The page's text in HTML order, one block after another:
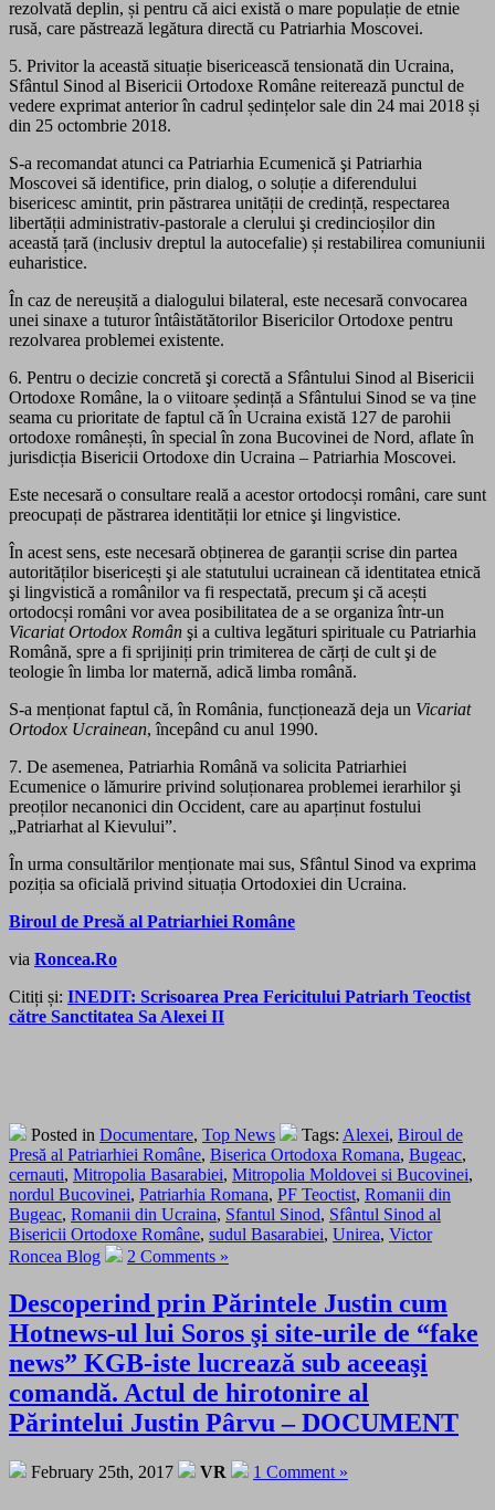
rezolvată deplin, și pentru că aici există o mare populație de etnie
rusă, care păstrează legătura directă cu Patriarhia Moscovei.
5. Privitor la această situație bisericească tensionată din Ucraina,
Sfântul Sinod al Bisericii Ortodoxe Române reiterează punctul de
vedere exprimat anterior în cadrul ședințelor sale din 24 mai 2018 și
din 25 octombrie 2018.
S-a recomandat atunci ca Patriarhia Ecumenică şi Patriarhia
Moscovei să identifice, prin dialog, o soluție a diferendului
bisericesc amintit, prin păstrarea unității de credință, respectarea
libertății administrativ-pastorale a clerului şi credincioșilor din
această țară (inclusiv dreptul la autocefalie) și restabilirea comuniunii
euharistice.
În caz de nereușită a dialogului bilateral, este necesară convocarea
unei sinaxe a tuturor întâistătătorilor Bisericilor Ortodoxe pentru
rezolvarea problemei existente.
6. Pentru o decizie concretă şi corectă a Sfântului Sinod al Bisericii
Ortodoxe Române, la o viitoare ședință a Sfântului Sinod se va ține
seama cu prioritate de faptul că în Ucraina există 127 de parohii
ortodoxe românești, în special în zona Bucovinei de Nord, aflate în
jurisdicția Bisericii Ortodoxe din Ucraina – Patriarhia Moscovei.
Este necesară o consultare reală a acestor ortodocși români, care sunt
preocupați de păstrarea identității lor etnice şi lingvistice.
În acest sens, este necesară obținerea de garanții scrise din partea
autorităților bisericești şi ale statutului ucrainean că identitatea etnică
şi lingvistică a românilor va fi respectată, precum şi că acești
ortodocși români vor avea posibilitatea de a se organiza într-un
Vicariat Ortodox Român şi a cultiva legături spirituale cu Patriarhia
Română, spre a fi sprijiniți prin trimiterea de cărți de cult şi de
teologie în limba lor maternă, adică limba română.
S-a menționat faptul că, în România, funcționează deja un Vicariat
Ortodox Ucrainean, începând cu anul 1990.
7. De asemenea, Patriarhia Română va solicita Patriarhiei
Ecumenice o lămurire privind soluționarea problemei ierarhilor şi
preoților necanonici din Occident, care au aparținut fostului
„Patriarhat al Kievului”.
În urma consultărilor menționate mai sus, Sfântul Sinod va exprima
poziția sa oficială privind situația Ortodoxiei din Ucraina.
Biroul de Presă al Patriarhiei Române
via Roncea.Ro
Citiți și: INEDIT: Scrisoarea Prea Fericitului Patriarh Teoctist
către Sanctitatea Sa Alexei II
Posted in Documentare, Top News Tags: Alexei, Biroul de
Presă al Patriarhiei Române, Biserica Ortodoxa Romana, Bugeac,
cernauti, Mitropolia Basarabiei, Mitropolia Moldovei si Bucovinei,
nordul Bucovinei, Patriarhia Romana, PF Teoctist, Romanii din
Bugeac, Romanii din Ucraina, Sfantul Sinod, Sfântul Sinod al
Bisericii Ortodoxe Române, sudul Basarabiei, Unirea, Victor
Roncea Blog
2 Comments »
Descoperind prin Părintele Justin cum
Hotnews-ul lui Soros şi site-urile de “fake
news” KGB-iste lucrează sub aceeaşi
comandă. Actul de hirotonire al
Părintelui Justin Pârvu – DOCUMENT
February 25th, 2017 VR 1 Comment »